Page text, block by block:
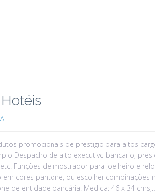
promocionais de prestigio para altos
Despacho de alto executivo bancario,
Funções de mostrador para joelheiro e
cores pantone, ou escolher combinações
de entidade bancária. Medida: 46 x 34